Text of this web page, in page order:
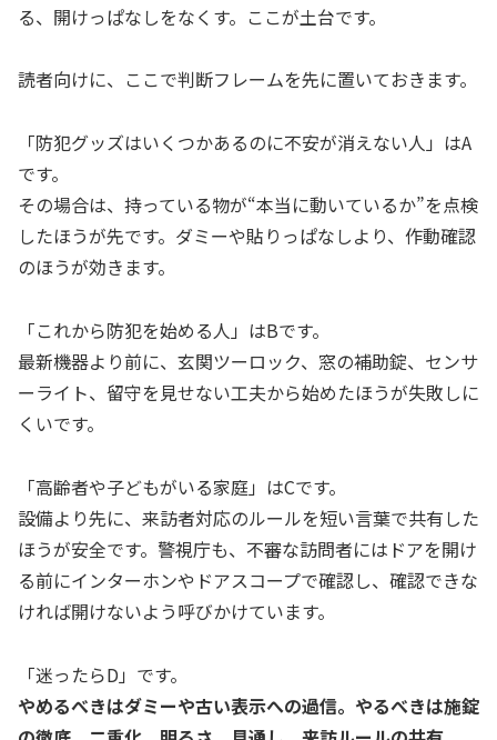
る、開けっぱなしをなくす。ここが土台です。
読者向けに、ここで判断フレームを先に置いておきます。
「防犯グッズはいくつかあるのに不安が消えない人」はA
です。
その場合は、持っている物が“本当に動いているか”を点検
したほうが先です。ダミーや貼りっぱなしより、作動確認
のほうが効きます。
「これから防犯を始める人」はBです。
最新機器より前に、玄関ツーロック、窓の補助錠、センサ
ーライト、留守を見せない工夫から始めたほうが失敗しに
くいです。
「高齢者や子どもがいる家庭」はCです。
設備より先に、来訪者対応のルールを短い言葉で共有した
ほうが安全です。警視庁も、不審な訪問者にはドアを開け
る前にインターホンやドアスコープで確認し、確認できな
ければ開けないよう呼びかけています。
「迷ったらD」です。
やめるべきはダミーや古い表示への過信。やるべきは施錠